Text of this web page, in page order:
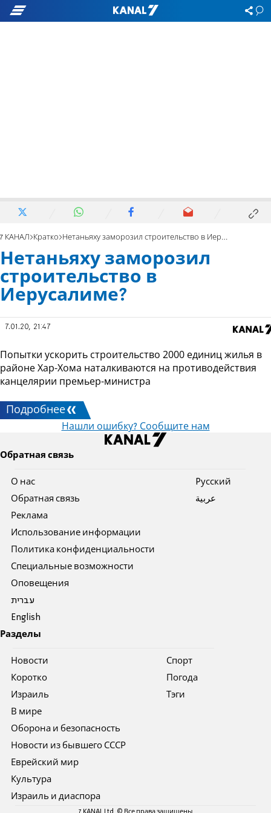
7 КАНАЛ Кратко Нетаньяху заморозил строительство в Иерусалиме?
Нетаньяху заморозил
строительство в
Иерусалиме?
7.01.20, 21:47
Попытки ускорить строительство 2000 единиц жилья в
районе Хар-Хома наталкиваются на противодействия
канцелярии премьер-министра
Подробнее
Нашли ошибку? Сообщите нам
Обратная связь
О нас
Обратная связь
Реклама
Использование информации
Политика конфиденциальности
Специальные возможности
Оповещения
עברית
English
Pусский
عربية
Разделы
Новости
Коротко
Израиль
В мире
Оборона и безопасность
Новости из бывшего СССР
Еврейский мир
Культура
Израиль и диаспора
Спорт
Погода
Тэги